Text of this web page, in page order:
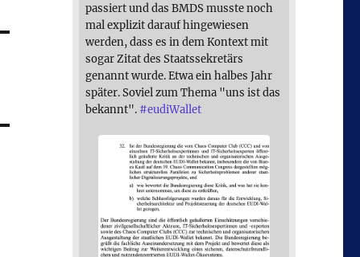
passiert und das BMDS musste noch
mal explizit darauf hingewiesen
werden, dass es in dem Kontext mit
sogar Zitat des Staatssekretärs
genannt wurde. Etwa ein halbes Jahr
später. Soviel zum Thema "uns ist das
bekannt". #eudiWallet